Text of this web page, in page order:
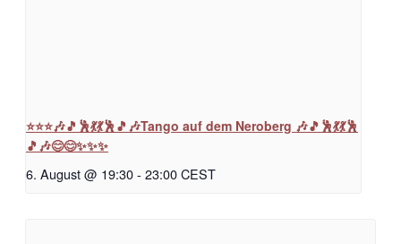
⭐⭐⭐🎶🎵🕺💃💃🕺🎵🎶Tango auf dem Neroberg 🎶🎵🕺💃💃🕺
🎵🎶😊😊✨✨✨
6. August @ 19:30- 23:00CEST